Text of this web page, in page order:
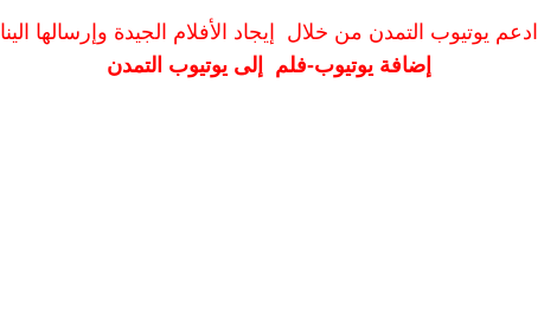
ادعم يوتيوب التمدن من خلال إيجاد الأفلام الجيدة وإرسالها الينا
إضافة يوتيوب-فلم إلى يوتيوب التمدن